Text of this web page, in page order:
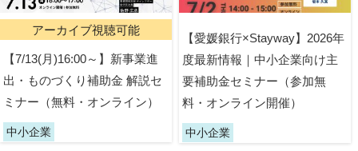
アーカイブ視聴可能
【7/13(月)16:00～】新事業進
出・ものづくり補助金 解説セ
ミナー（無料・オンライン）
中小企業
【愛媛銀行×Stayway】2026年
度最新情報｜中小企業向け主
要補助金セミナー（参加無
料・オンライン開催）
中小企業